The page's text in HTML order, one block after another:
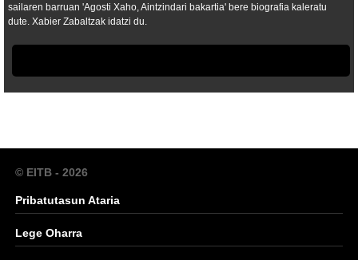
sailaren barruan 'Agosti Xaho, Aintzindari bakartia' bere biografia kaleratu
dute. Xabier Zabaltzak idatzi du.
© EITB - 2026
Pribatutasun Ataria
Lege Oharra